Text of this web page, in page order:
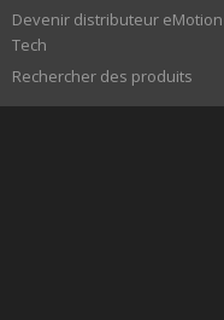
Devenir distributeur eMotion
Tech
Rechercher des produits